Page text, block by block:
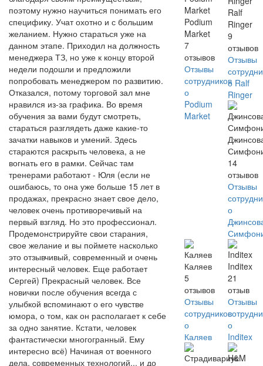
поэтому нужно научиться понимать его
специфику. Учат охотно и с большим
желанием. Нужно стараться уже на
данном этапе. Приходил на должность
менеджера ТЗ, но уже к концу второй
недели подошли и предложили
попробовать менеджером по развитию.
Отказался, потому торговой зал мне
нравился из-за графика. Во время
обучения за вами будут смотреть,
стараться разглядеть даже какие-то
зачатки навыков и умений. Здесь
стараются раскрыть человека, а не
вогнать его в рамки. Сейчас там
тренерами работают - Юля (если не
ошибаюсь, то она уже больше 15 лет в
продажах, прекрасно знает свое дело,
человек очень противоречивый на
первый взгляд. Но это профессионал.
Продемонстрируйте свои старания,
свое желание и вы поймете насколько
это отзывчивый, современный и очень
интересный человек. Еще работает
Сергей) Прекрасный человек. Все
новички после обучения всегда с
улыбкой вспоминают о его чувстве
юмора, о том, как он располагает к себе
за одно занятие. Кстати, человек
фантастически многогранный. Ему
интересно всё) Начиная от военного
дела, современных технологий... и до
Podium
Market
7
отзывов
Отзывы
сотрудников
о
Podium
Market
Ralf
Ringer
9
отзывов
Отзывы
о Ralf
Ringer
14
отзывов
Отзывы
о
Каляев
5
отзывов
Отзывы
сотрудников
о
Каляев
Inditex
21
отзыв
Отзывы
о
Inditex